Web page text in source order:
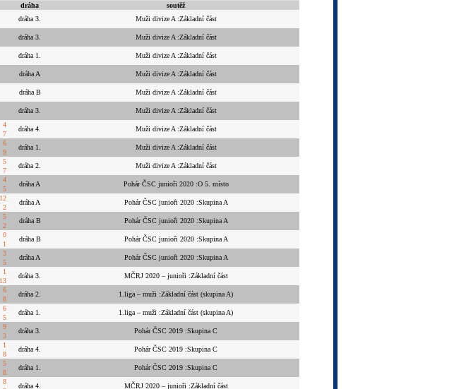
dráha
soutěž
dráha 3. Muži divize A :Základní část
dráha 3. Muži divize A :Základní část
dráha 1. Muži divize A :Základní část
dráha A Muži divize A :Základní část
dráha B Muži divize A :Základní část
dráha 3. Muži divize A :Základní část
4
dráha 4. Muži divize A :Základní část
7
6
dráha 1. Muži divize A :Základní část
9
5
dráha 2. Muži divize A :Základní část
7
4
dráha A Pohár ČSC junioři 2020 :O 5. místo
5
12
dráha A Pohár ČSC junioři 2020 :Skupina A
2
5
dráha B Pohár ČSC junioři 2020 :Skupina A
2
0
dráha B Pohár ČSC junioři 2020 :Skupina A
1
3
dráha A Pohár ČSC junioři 2020 :Skupina A
5
1
dráha 3. MČRJ 2020 – junioři :Základní část
13
6
dráha 2. 1.liga – muži :Základní část (skupina A)
8
6
dráha 1. 1.liga – muži :Základní část (skupina A)
5
9
dráha 3. Pohár ČSC 2019 :Skupina C
3
1
dráha 4. Pohár ČSC 2019 :Skupina C
8
5
dráha 1. Pohár ČSC 2019 :Skupina C
8
8
dráha 4. MČRJ 2020 – junioři :Základní část